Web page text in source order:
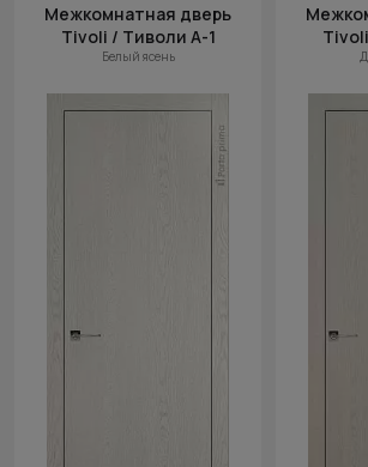
Межкомнатная дверь
Tivoli / Тиволи А-1
Белый ясень